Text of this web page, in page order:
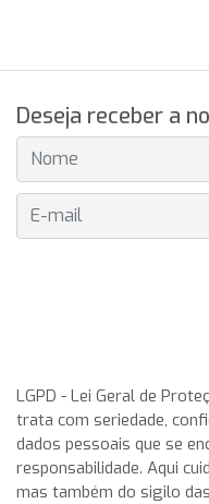
Deseja receber a
E-MAIL
her teammates. Rosa
the hand of Don Javier
double antireflective
aquatimer cousteau
LGPD - Lei Geral de
trata com seriedade,
dados pessoais que se
responsabilidade. Aqui
mas também do sigilo